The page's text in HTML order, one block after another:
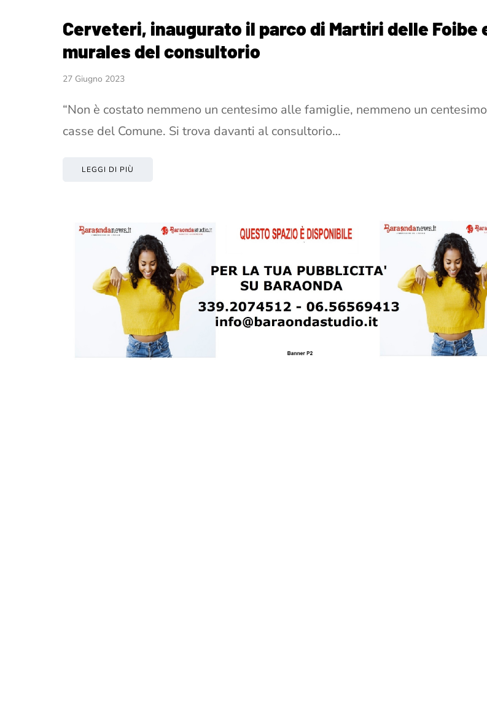
Cerveteri, inaugurato il parco di Martiri delle Foibe
murales del consultorio
27 Giugno 2023
“Non è costato nemmeno un centesimo alle famiglie, nemmeno un
casse del Comune. Si trova davanti al consultorio…
LEGGI DI PIÙ